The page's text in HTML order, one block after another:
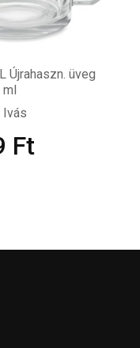
Újrahaszn. üveg
ml
Ivás
Ft